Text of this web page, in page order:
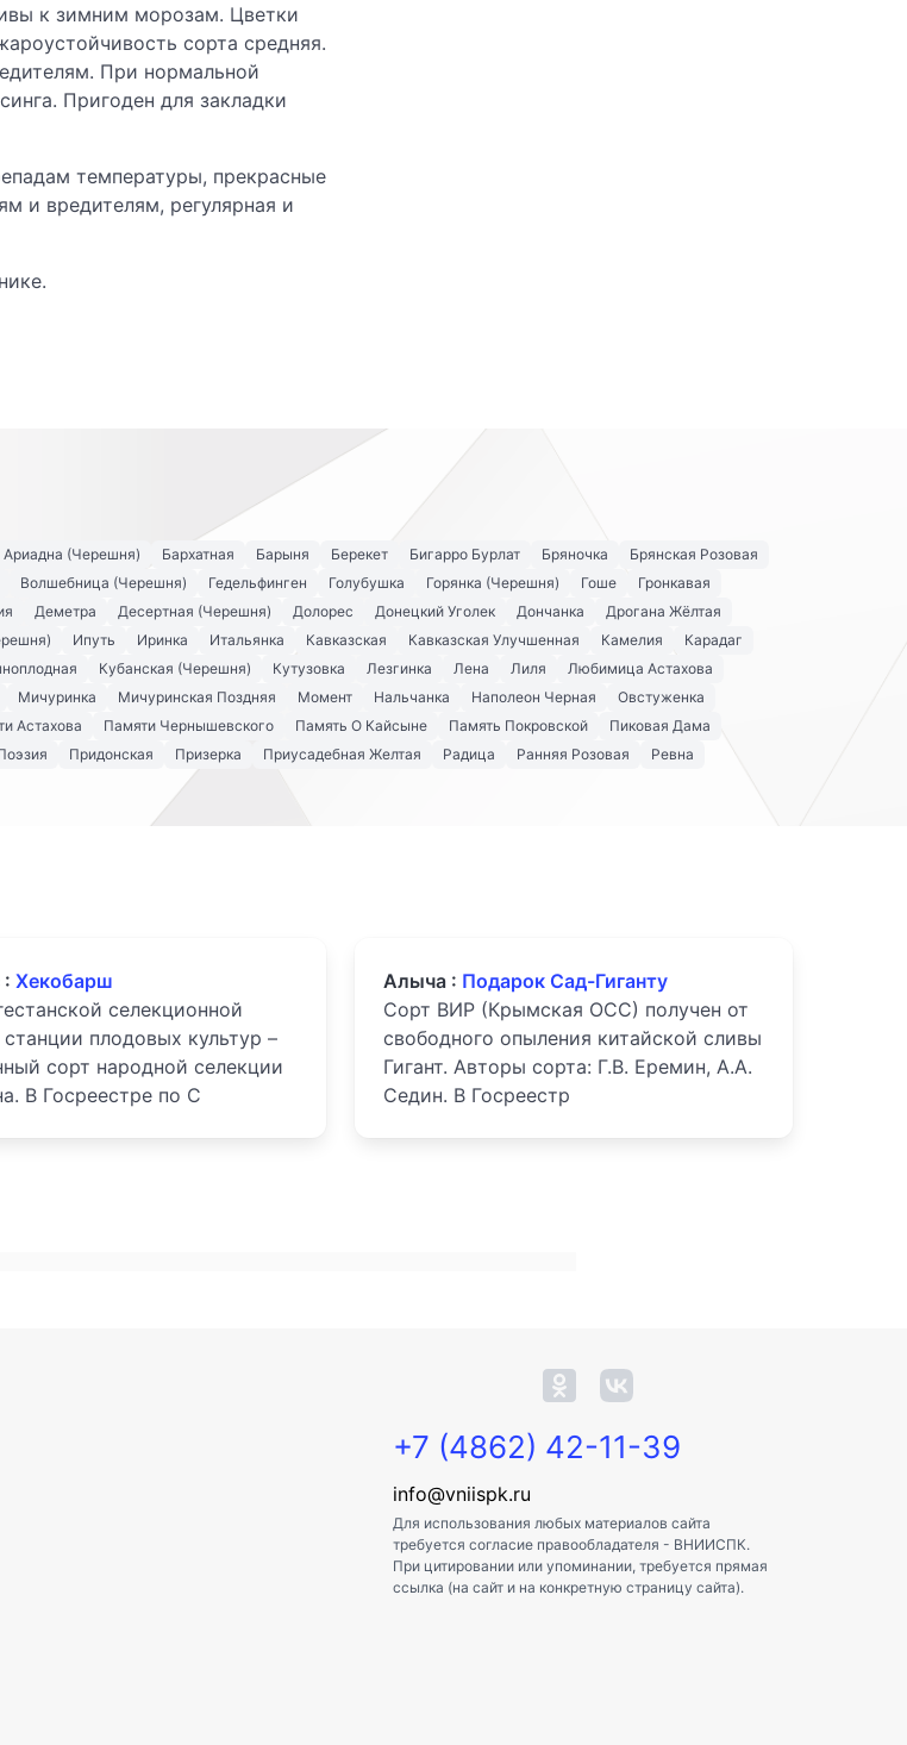
к зимним морозам. Цветки
сорта средняя.
При нормальной
Пригоден для закладки
температуры, прекрасные
и вредителям, регулярная и
Ариадна (Черешня) Бархатная Барыня Берекет Бигарро Бурлат Бряночка
Брянская Розовая
Волшебница (Черешня) Гедельфинген Голубушка Горянка (Черешня) Гоше
Гронкавая
Деметра Десертная (Черешня) Долорес Донецкий Уголек Дончанка
Дрогана Жёлтая
Ипуть Иринка Итальянка Кавказская Кавказская Улучшенная Камелия
Карадаг
Кубанская (Черешня) Кутузовка Лезгинка Лена Лиля
Любимица Астахова
Мичуринка Мичуринская Поздняя Момент Нальчанка Наполеон Черная
Овстуженка
Астахова Памяти Чернышевского Память О Кайсыне Память Покровской
Пиковая Дама
Придонская Призерка Приусадебная Желтая Радица Ранняя Розовая Ревна
: Хекобарш
селекционной
плодовых культур –
сорт народной селекции
В Госреестре по С
Алыча : Подарок Сад-Гиганту
Сорт ВИР (Крымская ОСС) получен от
свободного опыления китайской сливы
Гигант. Авторы сорта: Г.В. Еремин, А.А.
Седин. В Госреестр
+7 (4862) 42-11-39
info@vniispk.ru
Для использования любых материалов сайта
требуется согласие правообладателя - ВНИИСПК.
При цитировании или упоминании, требуется прямая
ссылка (на сайт и на конкретную страницу сайта).